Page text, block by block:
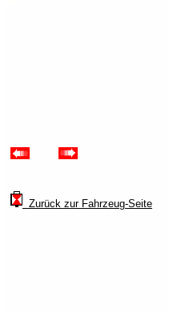
Zurück zur Fahrzeug-Seite